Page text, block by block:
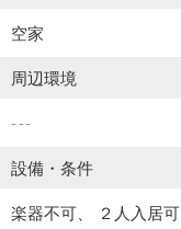
空家
周辺環境
---
設備・条件
楽器不可
２人入居可